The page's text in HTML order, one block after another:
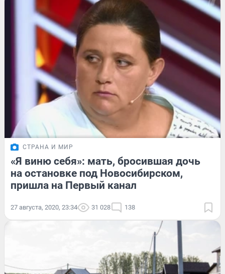
СТРАНА И МИР
«Я виню себя»: мать, бросившая дочь
на остановке под Новосибирском,
пришла на Первый канал
27 августа, 2020, 23:34 31 028 138